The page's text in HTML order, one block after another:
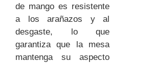
de mango es resistente
a los arañazos y al
desgaste, lo que
garantiza que la mesa
mantenga su aspecto